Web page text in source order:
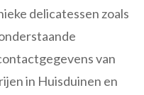
delicatessen zoals
van
in Huisduinen en